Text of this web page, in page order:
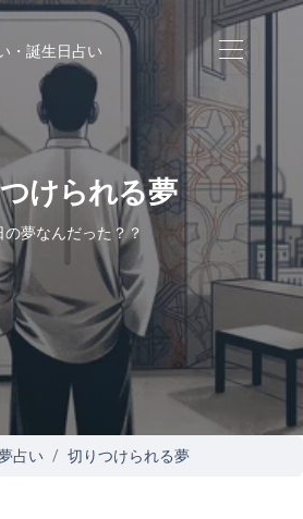
・誕生日占い
けられる夢
の夢なんだった？？
占い 切りつけられる夢